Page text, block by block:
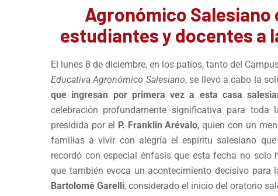
Agronómico Salesiano
estudiantes y docentes a
El lunes 8 de diciembre, en los patios, tanto del
Educativa Agronómico Salesiano, se llevó a cabo la
que ingresan por primera vez a esta casa
celebración profundamente significativa para toda
presidida por el
P. Franklin Arévalo, quien con un
familias a vivir con alegría el espíritu salesiano
recordó con especial énfasis que esta fecha no
que también evoca un acontecimiento decisivo para
Bartolomé Garelli, considerado el inicio del oratorio